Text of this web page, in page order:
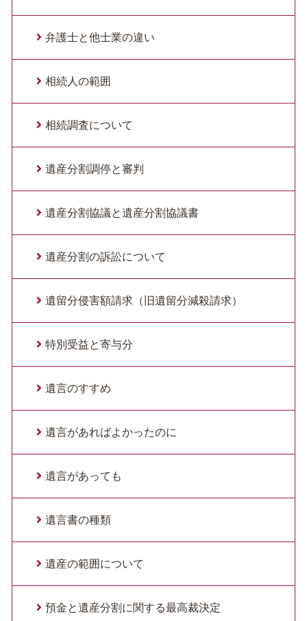
弁護士と他士業の違い
相続人の範囲
相続調査について
遺産分割調停と審判
遺産分割協議と遺産分割協議書
遺産分割の訴訟について
遺留分侵害額請求（旧遺留分減殺請求）
特別受益と寄与分
遺言のすすめ
遺言があればよかったのに
遺言があっても
遺言書の種類
遺産の範囲について
預金と遺産分割に関する最高裁決定